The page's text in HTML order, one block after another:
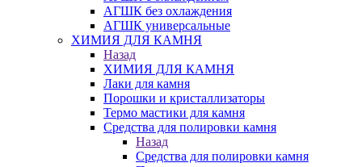
АГШК без охлаждения
АГШК универсальные
ХИМИЯ ДЛЯ КАМНЯ
Назад
ХИМИЯ ДЛЯ КАМНЯ
Лаки для камня
Порошки и кристаллизаторы
Термо мастики для камня
Средства для полировки камня
Назад
Средства для полировки камня